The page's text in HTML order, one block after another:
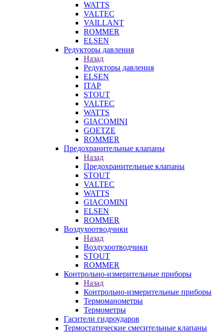
WATTS
VALTEC
VAILLANT
ROMMER
ELSEN
Редукторы давления
Назад
Редукторы давления
ELSEN
ITAP
STOUT
VALTEC
WATTS
GIACOMINI
GOETZE
ROMMER
Предохранительные клапаны
Назад
Предохранительные клапаны
STOUT
VALTEC
WATTS
GIACOMINI
ELSEN
ROMMER
Воздухоотводчики
Назад
Воздухоотводчики
STOUT
ROMMER
Контрольно-измерительные приборы
Назад
Контрольно-измерительные приборы
Термоманометры
Термометры
Гасители гидроударов
Термостатические смесительные клапаны